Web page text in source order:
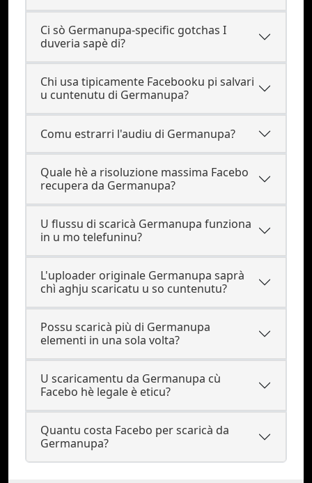
Ci sò Germanupa-specific gotchas I
duveria sapè di?
Chi usa tipicamente Facebooku pi salvari
u cuntenutu di Germanupa?
Comu estrarri l'audiu di Germanupa?
Quale hè a risoluzione massima Facebo
recupera da Germanupa?
U flussu di scaricà Germanupa funziona
in u mo telefuninu?
L'uploader originale Germanupa saprà
chì aghju scaricatu u so cuntenutu?
Possu scaricà più di Germanupa
elementi in una sola volta?
U scaricamentu da Germanupa cù
Facebo hè legale è eticu?
Quantu costa Facebo per scaricà da
Germanupa?